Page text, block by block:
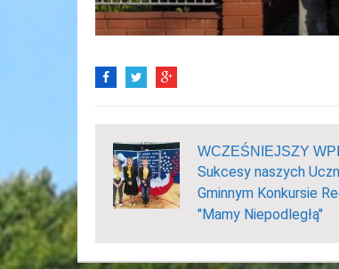
WCZEŚNIEJSZY
Sukcesy naszych
Gminnym Konkursie
"Mamy Niepodległą"